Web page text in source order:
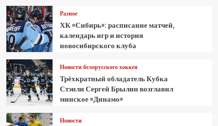
Разное
ХК «Сибирь»: расписание матчей,
календарь игр и история
новосибирского клуба
Новости белорусского хоккея
Трёхкратный обладатель Кубка
Стэнли Сергей Брылин возглавил
минское «Динамо»
Новости